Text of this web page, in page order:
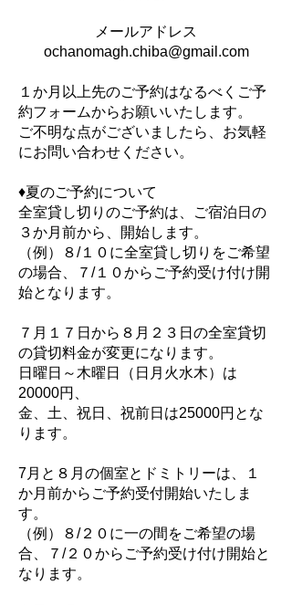
メールアドレス
ochanomagh.chiba@gmail.com
１か月以上先のご予約はなるべくご予
約フォームからお願いいたします。
ご不明な点がございましたら、お気軽
にお問い合わせください。
♦夏のご予約について
全室貸し切りのご予約は、ご宿泊日の
３か月前から、開始します。
（例）８/１０に全室貸し切りをご希望
の場合、７/１０からご予約受け付け開
始となります。​
７月１７日から８月２３日の全室貸切
の貸切料金が変更になります。
日曜日～木曜日（日月火水木）は
20000円、
金、土、祝日、祝前日は25000円とな
ります。
7月と８月の個室とドミトリーは、１
か月前からご予約受付開始いたしま
す。
（例）８/２０に一の間をご希望の場
合、７/２０からご予約受け付け開始と
なります。